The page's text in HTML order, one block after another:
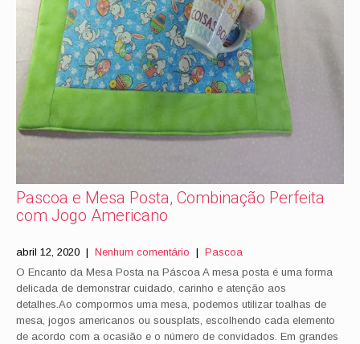
Pascoa e Mesa Posta, Combinação Perfeita
com Jogo Americano
abril 12, 2020 | Nenhum comentário | Pascoa
O Encanto da Mesa Posta na Páscoa A mesa posta é uma forma
delicada de demonstrar cuidado, carinho e atenção aos
detalhes.Ao compormos uma mesa, podemos utilizar toalhas de
mesa, jogos americanos ou sousplats, escolhendo cada elemento
de acordo com a ocasião e o número de convidados. Em grandes